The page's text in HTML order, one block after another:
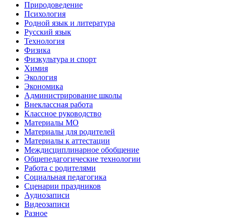
Природоведение
Психология
Родной язык и литература
Русский язык
Технология
Физика
Физкультура и спорт
Химия
Экология
Экономика
Администрирование школы
Внеклассная работа
Классное руководство
Материалы МО
Материалы для родителей
Материалы к аттестации
Междисциплинарное обобщение
Общепедагогические технологии
Работа с родителями
Социальная педагогика
Сценарии праздников
Аудиозаписи
Видеозаписи
Разное